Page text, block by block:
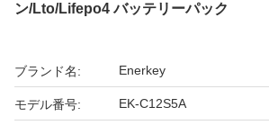
ン/Lto/Lifepo4 バッテリーパック
ブランド名: Enerkey
モデル番号: EK-C12S5A